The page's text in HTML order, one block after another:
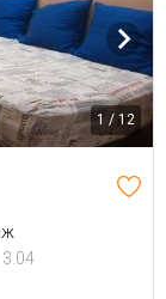
1 / 12